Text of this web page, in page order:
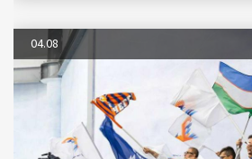
04.08